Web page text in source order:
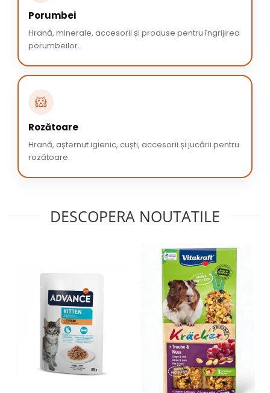
Porumbei
Hrană, minerale, accesorii și produse pentru îngrijirea
porumbeilor.
🐹
Rozătoare
Hrană, așternut igienic, cuști, accesorii și jucării pentru
rozătoare.
DESCOPERA NOUTATILE